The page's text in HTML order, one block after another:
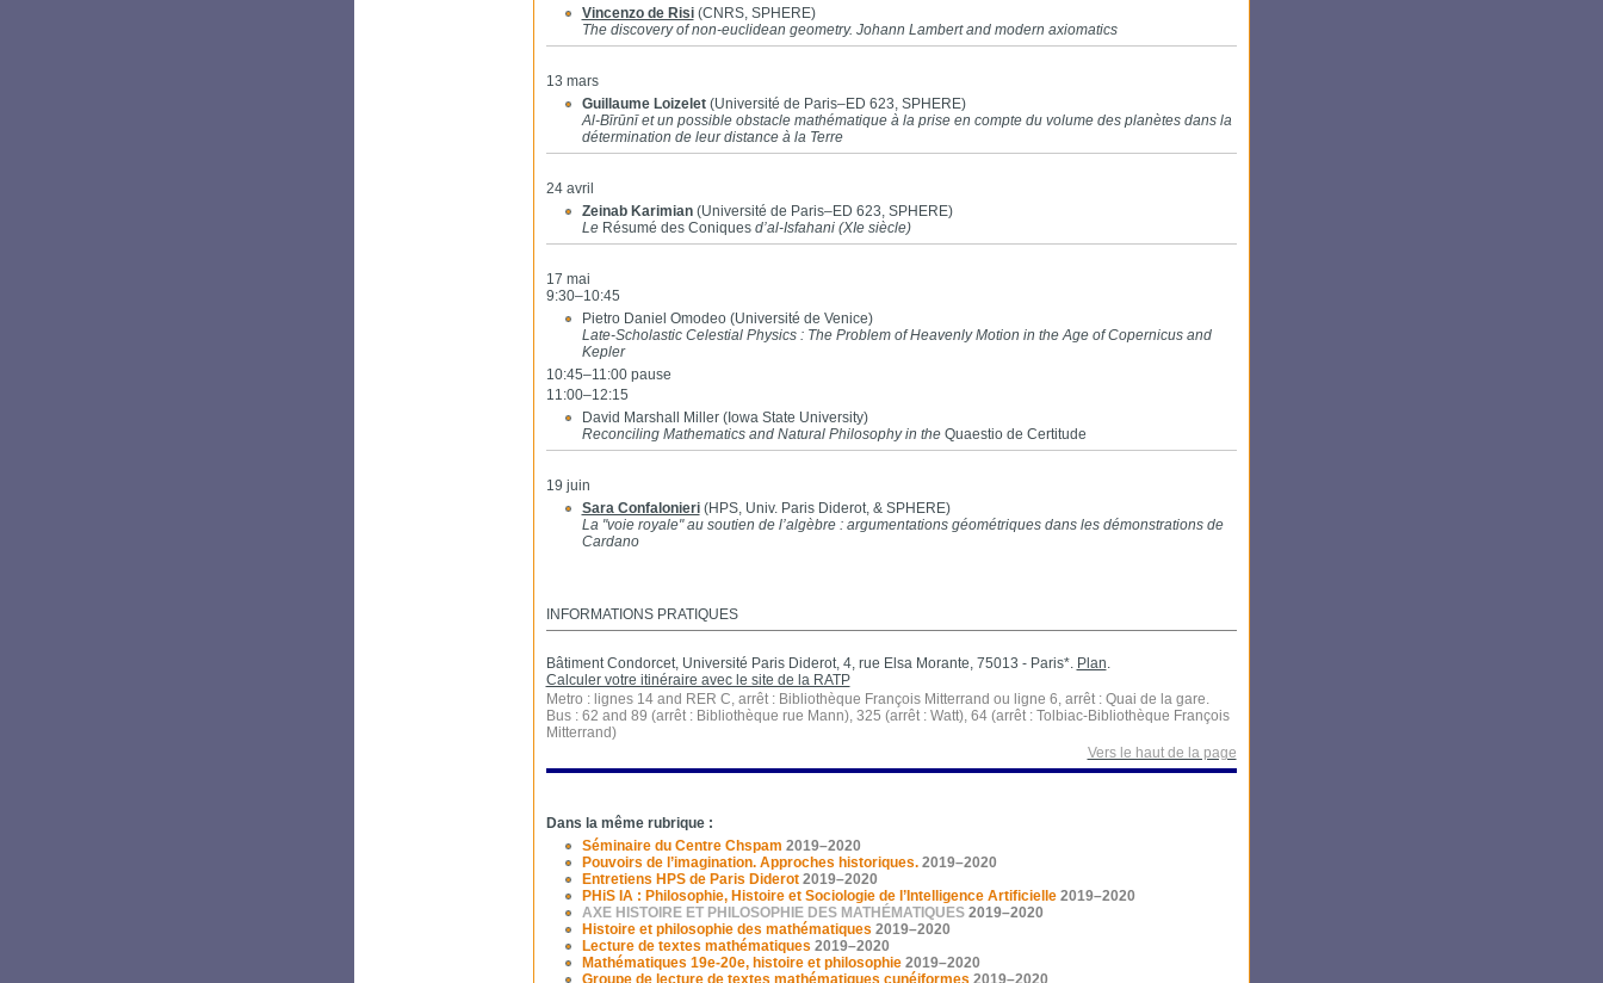
Vincenzo de Risi(CNRS, SPHERE)
The discovery of non-euclidean geometry. Johann Lambert and modern axiomatics
13 mars
Guillaume Loizelet(Université de Paris–ED 623, SPHERE)
Al-Bīrūnī et un possible obstacle mathématique à la prise en compte du volume des planètes dans la
détermination de leur distance à la Terre
24 avril
Zeinab Karimian(Université de Paris–ED 623, SPHERE)
Le Résumé des Coniquesd’al-Isfahani (XIe siècle)
17 mai
9:30–10:45
Pietro Daniel Omodeo (Université de Venice)
Late-Scholastic Celestial Physics : The Problem of Heavenly Motion in the Age of Copernicus and
Kepler
10:45–11:00 pause
11:00–12:15
David Marshall Miller (Iowa State University)
Reconciling Mathematics and Natural Philosophy in theQuaestio de Certitude
19 juin
Sara Confalonieri(HPS, Univ. Paris Diderot, & SPHERE)
La "voie royale" au soutien de l’algèbre : argumentations géométriques dans les démonstrations de
Cardano
INFORMATIONS PRATIQUES
Bâtiment Condorcet, Université Paris Diderot, 4, rue Elsa Morante, 75013 - Paris*. Plan.
Calculer votre itinéraire avec le site de la RATP
Metro : lignes 14 and RER C, arrêt : Bibliothèque François Mitterrand ou ligne 6, arrêt : Quai de la gare.
Bus : 62 and 89 (arrêt : Bibliothèque rue Mann), 325 (arrêt : Watt), 64 (arrêt : Tolbiac-Bibliothèque François
Mitterrand)
Vers le haut de la page
Dans la même rubrique :
Séminaire du Centre Chspam 2019–2020
Pouvoirs de l’imagination. Approches historiques. 2019–2020
Entretiens HPS de Paris Diderot 2019–2020
PHiS IA : Philosophie, Histoire et Sociologie de l’Intelligence Artificielle 2019–2020
AXE HISTOIRE ET PHILOSOPHIE DES MATHÉMATIQUES 2019–2020
Histoire et philosophie des mathématiques 2019–2020
Lecture de textes mathématiques 2019–2020
Mathématiques 19e-20e, histoire et philosophie 2019–2020
Groupe de lecture de textes mathématiques cunéiformes 2019–2020